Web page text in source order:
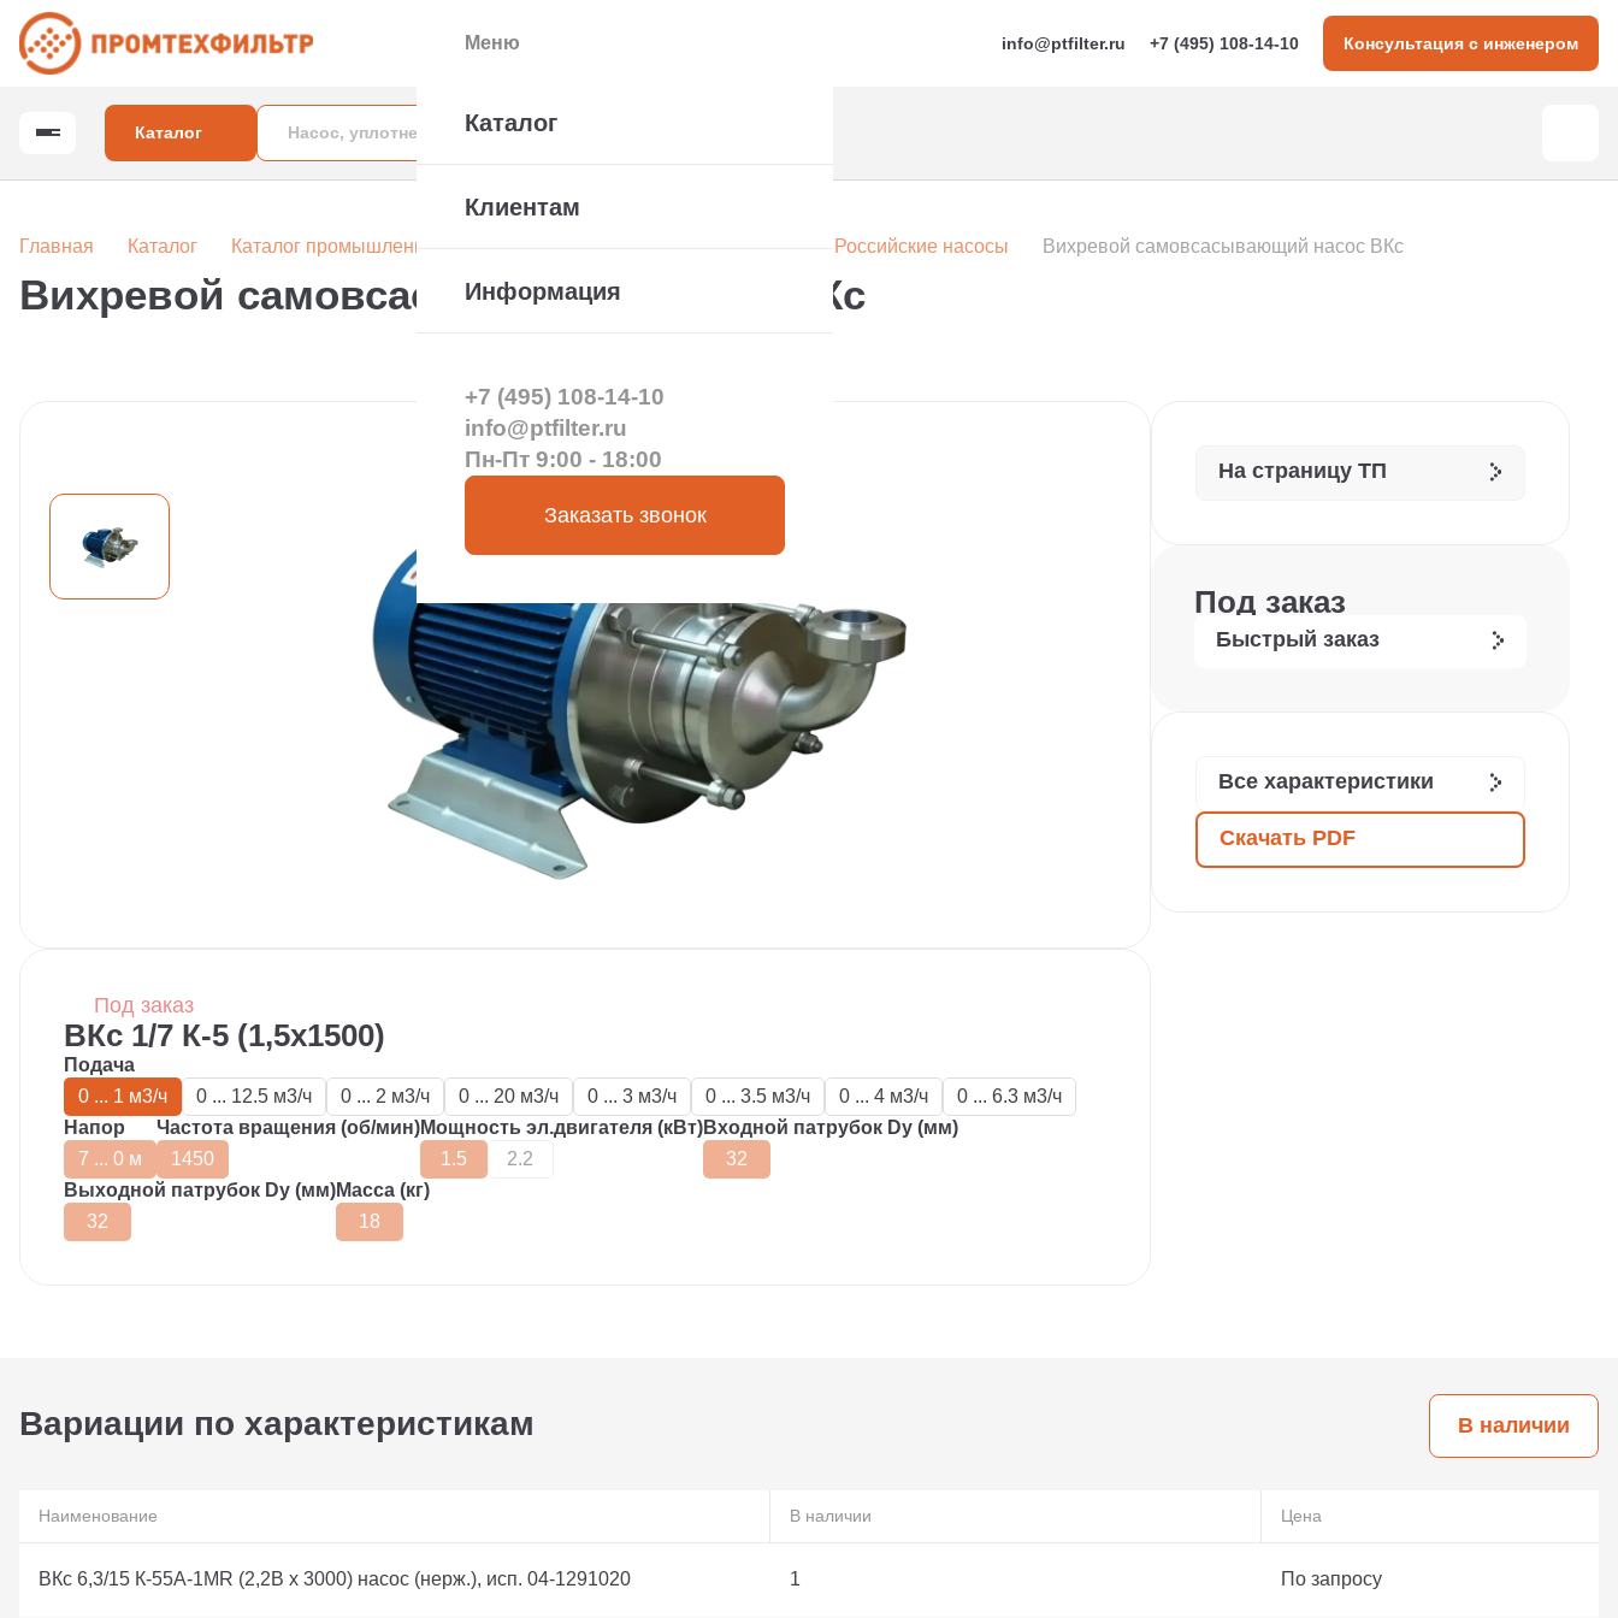
info@ptfilter.ru +7 (495) 108-14-10 Консультация с инженером
Каталог
Главная Каталог Каталог промышленных насосов Насосы по производителю Российские насосы Вихревой самовсасывающий насос ВКс
Вихревой самовсасывающий насос ВКс
Под заказ
ВКс 1/7 К-5 (1,5х1500)
Подача
0 ... 1 м3/ч
0 ... 12.5 м3/ч 0 ... 2 м3/ч 0 ... 20 м3/ч 0 ... 3 м3/ч 0 ... 3.5 м3/ч 0 ... 4 м3/ч
0 ... 6.3 м3/ч
Напор
7 ... 0 м
Частота вращения (об/мин)
1450
Мощность эл.двигателя (кВт)
1.5
2.2
Входной патрубок Dy (мм)
32
Выходной патрубок Dy (мм)
32
Масса (кг)
18
На страницу ТП
Под заказ
Быстрый заказ
Все характеристики
Скачать PDF
Вариации по характеристикам В наличии
Наименование В наличии Цена
ВКс 6,3/15 К-55А-1MR (2,2В х 3000) насос (нерж.), исп. 04-1291020 1 По запросу
Меню
Каталог
Клиентам
Информация
+7 (495) 108-14-10
info@ptfilter.ru
Пн-Пт 9:00 - 18:00
Заказать звонок